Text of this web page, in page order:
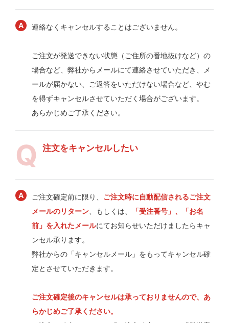
連絡なくキャンセルすることはございません。
ご注文が発送できない状態（ご住所の番地抜けなど）の
場合など、弊社からメールにて連絡させていただき、メ
ールが届かない、ご返答をいただけない場合など、やむ
を得ずキャンセルさせていただく場合がございます。
あらかじめご了承ください。
注文をキャンセルしたい
ご注文確定前に限り、 ご注文時に自動配信されるご注文
メールのリターン 、もしくは、
「受注番号」、「お名
前」を入れたメールにてお知らせいただけましたらキャ
ンセル承ります。
弊社からの「キャンセルメール」をもってキャンセル確
定とさせていただきます。
ご注文確定後のキャンセルは承っておりませんので、あ
らかじめご了承ください。